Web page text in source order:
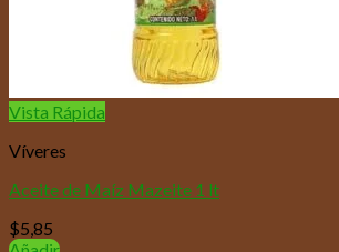
Vista Rápida
Víveres
Aceite de Maíz Mazeite 1 lt
$5,85